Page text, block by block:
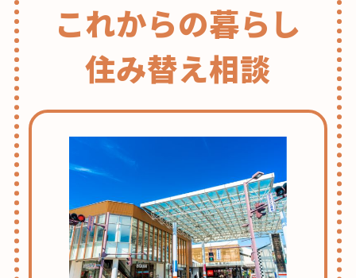
これからの暮らし
住み替え相談